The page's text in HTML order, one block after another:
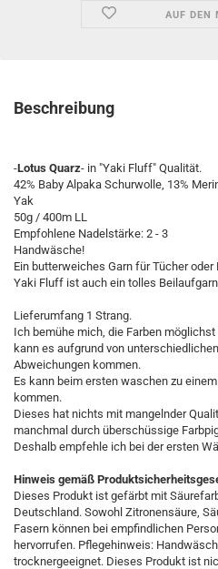
AUF DEN
Beschreibung
-Lotus Quarz- in "Yaki Fluff" Qualität.
42% Baby Alpaka Schurwolle, 13%
Yak
50g / 400m LL
Empfohlene Nadelstärke: 2 - 3
Handwäsche!
Ein butterweiches Garn für Tücher oder
Yaki Fluff ist auch ein tolles
Lieferumfang 1 Strang.
Ich bemühe mich, die Farben
kann es aufgrund von
Abweichungen kommen.
Es kann beim ersten waschen zu
kommen.
Dieses hat nichts mit mangelnder
manchmal durch überschüssige
Deshalb empfehle ich bei der ersten
Hinweis gemäß
Dieses Produkt ist gefärbt mit
Deutschland. Sowohl Zitronensäure,
Fasern können bei empfindlichen
hervorrufen. Pflegehinweis:
trocknergeeignet. Dieses Produkt ist